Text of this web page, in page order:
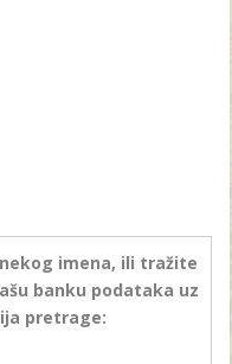
imena, ili tražite
banku podataka uz
pretrage: